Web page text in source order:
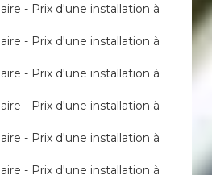
- Prix d'une installation à
- Prix d'une installation à
- Prix d'une installation à
- Prix d'une installation à
- Prix d'une installation à
- Prix d'une installation à